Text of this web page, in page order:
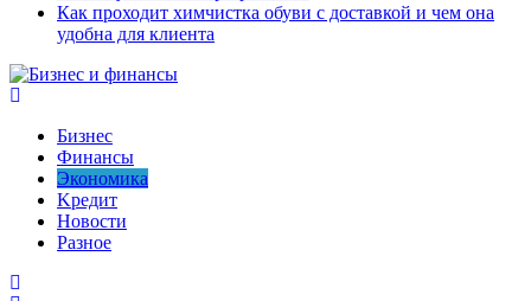
Как проходит химчистка обуви с доставкой и чем она
удобна для клиента
Бизнес
Финансы
Экономика
Kредит
Новости
Разное